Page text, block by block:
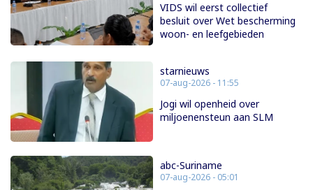
VIDS wil eerst collectief
besluit over Wet bescherming
woon- en leefgebieden
starnieuws
07-aug-2026 - 11:55
Jogi wil openheid over
miljoenensteun aan SLM
abc-Suriname
07-aug-2026 - 05:01